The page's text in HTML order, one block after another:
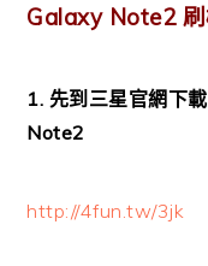
Galaxy Note2
1. 先到三星官網下
Note2
http://4fun.tw/3jk